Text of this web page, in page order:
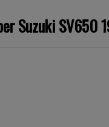
Suzuki SV650